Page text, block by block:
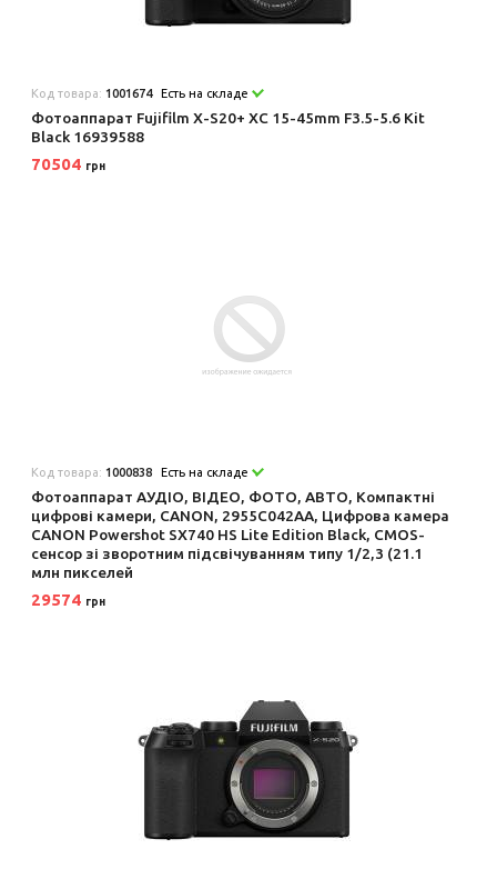
Код товара: 1001674 Есть на складе
Фотоаппарат Fujifilm X-S20+ XC 15-45mm F3.5-5.6 Kit
Black 16939588
70504 грн
Код товара: 1000838 Есть на складе
Фотоаппарат АУДІО, ВІДЕО, ФОТО, АВТО, Компактні
цифрові камери, CANON, 2955C042AA, Цифрова камера
CANON Powershot SX740 HS Lite Edition Black, CMOS-
сенсор зі зворотним підсвічуванням типу 1/2,3 (21.1
млн пикселей
29574 грн